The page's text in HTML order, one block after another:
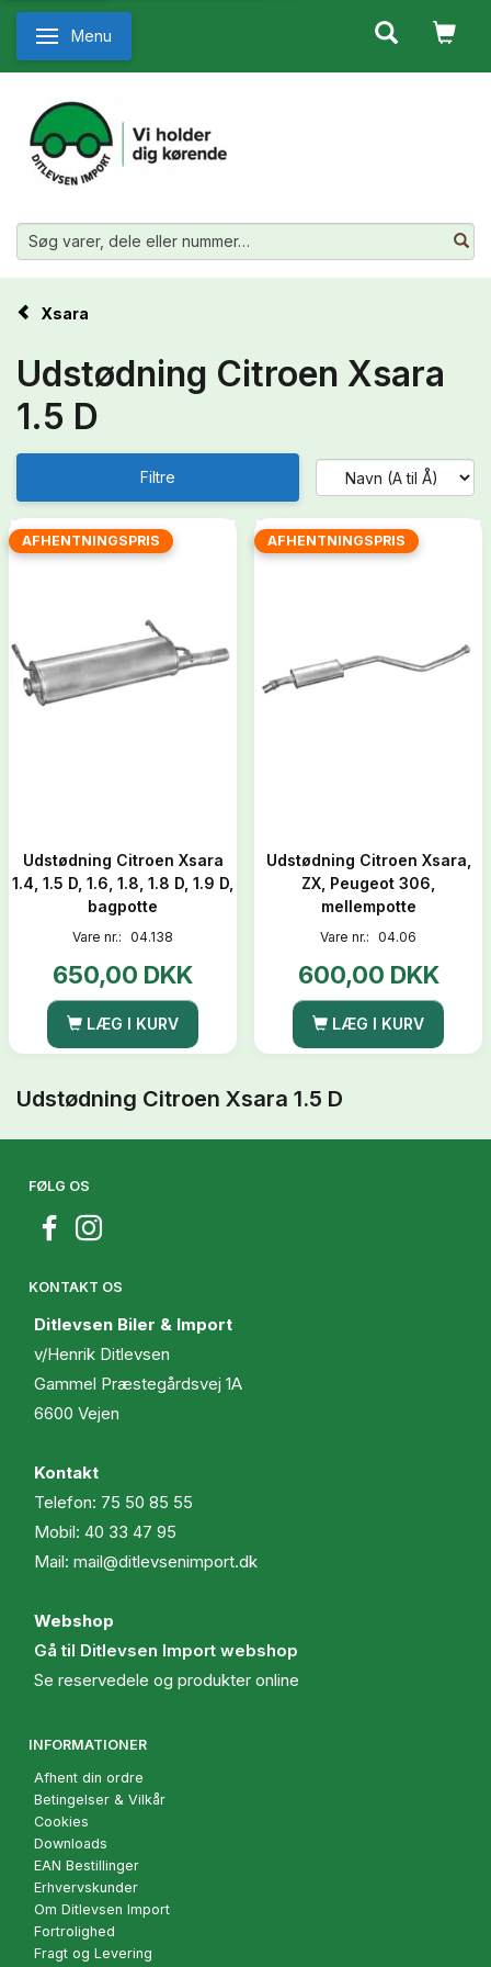
Skifte navigation
Menu
Xsara
Udstødning Citroen Xsara
1.5 D
Filtre
AFHENTNINGSPRIS
Udstødning Citroen Xsara
1.4, 1.5 D, 1.6, 1.8, 1.8 D, 1.9 D,
bagpotte
Vare nr.: 04.138
650,00 DKK
LÆG I KURV
AFHENTNINGSPRIS
Udstødning Citroen Xsara,
ZX, Peugeot 306,
mellempotte
Vare nr.: 04.06
600,00 DKK
LÆG I KURV
Udstødning Citroen Xsara 1.5 D
FØLG OS
KONTAKT OS
Ditlevsen Biler & Import
v/Henrik Ditlevsen
Gammel Præstegårdsvej 1A
6600 Vejen
Kontakt
Telefon: 75 50 85 55
Mobil: 40 33 47 95
Mail: mail@ditlevsenimport.dk
Webshop
Gå til Ditlevsen Import webshop
Se reservedele og produkter online
INFORMATIONER
Afhent din ordre
Betingelser & Vilkår
Cookies
Downloads
EAN Bestillinger
Erhvervskunder
Om Ditlevsen Import
Fortrolighed
Fragt og Levering